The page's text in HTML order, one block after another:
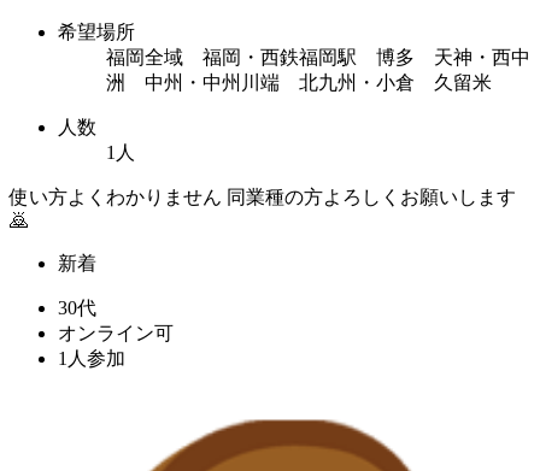
希望場所
福岡全域 福岡・西鉄福岡駅 博多 天神・西中
洲 中州・中州川端 北九州・小倉 久留米
人数
1人
使い方よくわかりません 同業種の方よろしくお願いします
🙇
新着
30代
オンライン可
1人参加